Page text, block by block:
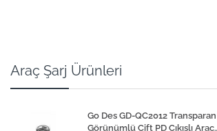
Araç Şarj Ürünleri
Go Des GD-QC2012 Transparan
Görünümlü Çift PD Çıkışlı Araç